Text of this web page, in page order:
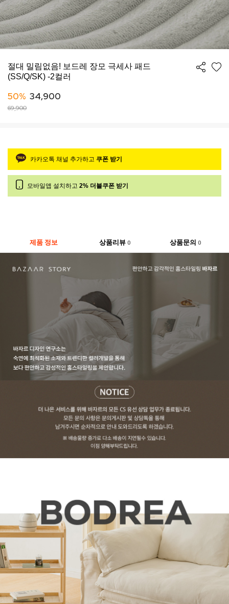
절대 밀림없음! 보드레 장모 극세사 패드
(SS/Q/SK) -2컬러
50% 34,900
69,900
카카오톡 채널 추가하고 쿠폰 받기
모바일앱 설치하고 2% 더블쿠폰 받기
제품 정보 상품리뷰 0 상품문의0